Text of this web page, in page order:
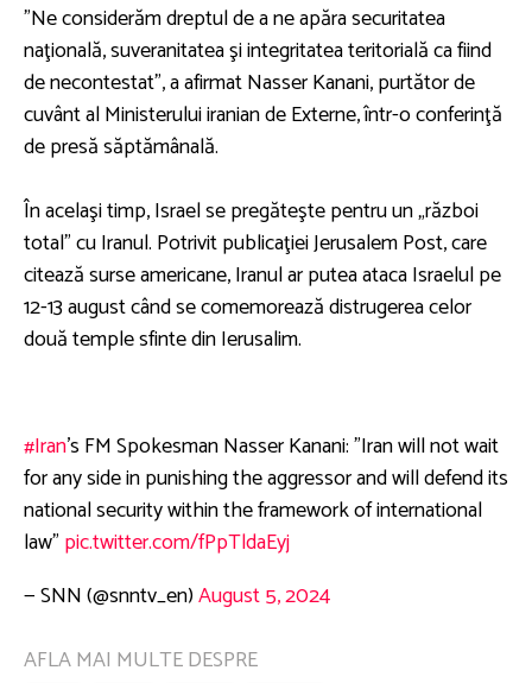
"Ne considerăm dreptul de a ne apăra securitatea
naţională, suveranitatea şi integritatea teritorială ca fiind
de necontestat", a afirmat Nasser Kanani, purtător de
cuvânt al Ministerului iranian de Externe, într-o conferinţă
de presă săptămânală.
În acelaşi timp, Israel se pregăteşte pentru un „război
total” cu Iranul. Potrivit publicaţiei Jerusalem Post, care
citează surse americane, Iranul ar putea ataca Israelul pe
12-13 august când se comemorează distrugerea celor
două temple sfinte din Ierusalim.
#Iran's FM Spokesman Nasser Kanani: "Iran will not wait
for any side in punishing the aggressor and will defend its
national security within the framework of international
law" pic.twitter.com/fPpTldaEyj
— SNN (@snntv_en)August 5, 2024
AFLA MAI MULTE DESPRE